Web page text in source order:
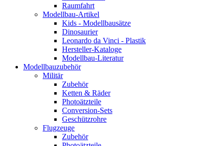
Raumfahrt
Modellbau-Artikel
Kids - Modellbausätze
Dinosaurier
Leonardo da Vinci - Plastik
Hersteller-Kataloge
Modellbau-Literatur
Modellbauzubehör
Militär
Zubehör
Ketten & Räder
Photoätzteile
Conversion-Sets
Geschützrohre
Flugzeuge
Zubehör